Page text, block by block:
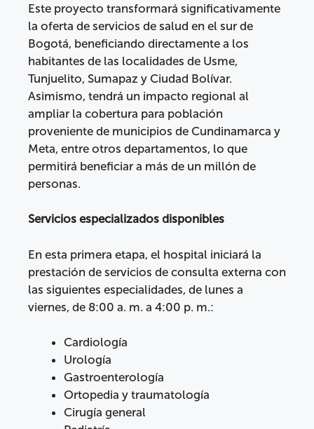
Este proyecto transformará significativamente
la oferta de servicios de salud en el sur de
Bogotá, beneficiando directamente a los
habitantes de las localidades de Usme,
Tunjuelito, Sumapaz y Ciudad Bolívar.
Asimismo, tendrá un impacto regional al
ampliar la cobertura para población
proveniente de municipios de Cundinamarca y
Meta, entre otros departamentos, lo que
permitirá beneficiar a más de un millón de
personas.
Servicios especializados disponibles
En esta primera etapa, el hospital iniciará la
prestación de servicios de consulta externa con
las siguientes especialidades, de lunes a
viernes, de 8:00 a. m. a 4:00 p. m.:
Cardiología
Urología
Gastroenterología
Ortopedia y traumatología
Cirugía general